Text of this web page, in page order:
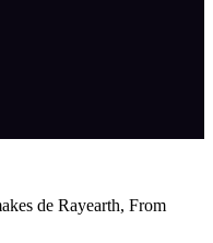
de Rayearth, From